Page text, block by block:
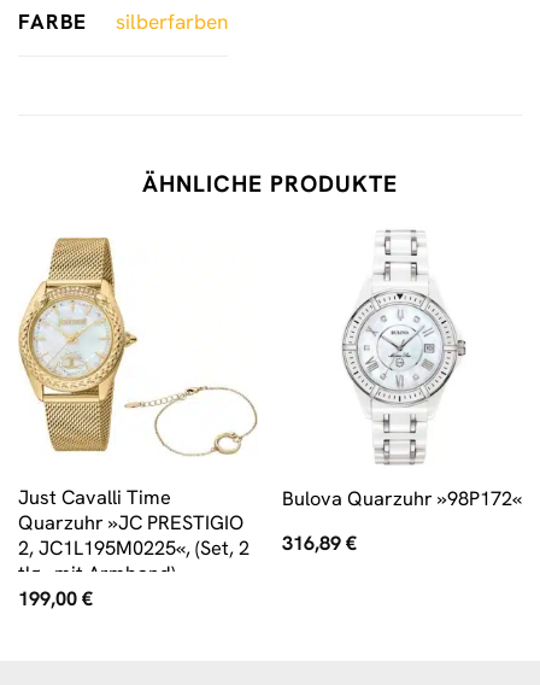
FARBE silberfarben
ÄHNLICHE PRODUKTE
Just Cavalli Time
Quarzuhr »JC PRESTIGIO
2, JC1L195M0225«, (Set, 2
tlg., mit Armband)
199,00€
Bulova Quarzuhr »98P172«
316,89€